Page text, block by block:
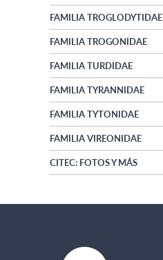
FAMILIA TROGLODYTIDAE
FAMILIA TROGONIDAE
FAMILIA TURDIDAE
FAMILIA TYRANNIDAE
FAMILIA TYTONIDAE
FAMILIA VIREONIDAE
CITEC: FOTOS Y MÁS